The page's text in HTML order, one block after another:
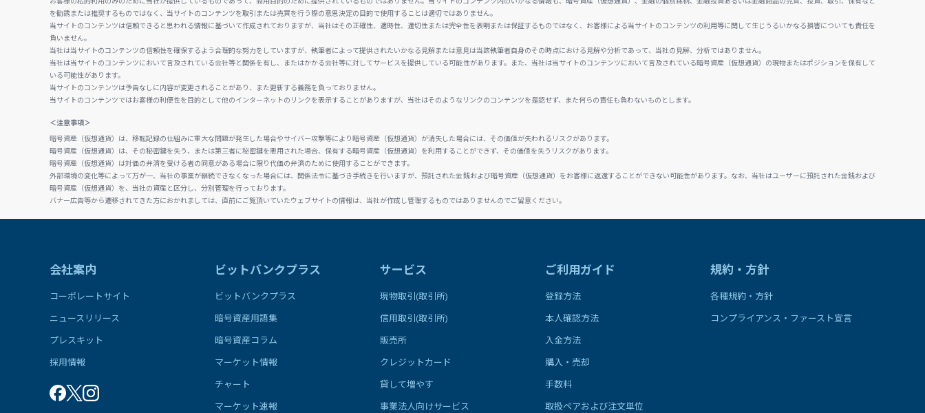
を勧誘または推奨するものではなく、当サイトのコンテンツを取引または売買を行う際の意思決定の目的で使用することは適切ではありません。
当サイトのコンテンツは信頼できると思われる情報に基づいて作成されておりますが、当社はその正確性、適時性、適切性または完全性を表明または保証するものではなく、お客様による当サイトのコンテンツの利用等に関して生じうるいかなる損害についても責任を
負いません。
当社は当サイトのコンテンツの信頼性を確保するよう合理的な努力をしていますが、執筆者によって提供されたいかなる見解または意見は当該執筆者自身のその時点における見解や分析であって、当社の見解、分析ではありません。
当社は当サイトのコンテンツにおいて言及されている会社等と関係を有し、またはかかる会社等に対してサービスを提供している可能性があります。また、当社は当サイトのコンテンツにおいて言及されている暗号資産（仮想通貨）の現物またはポジションを保有して
いる可能性があります。
当サイトのコンテンツは予告なしに内容が変更されることがあり、また更新する義務を負っておりません。
当サイトのコンテンツではお客様の利便性を目的として他のインターネットのリンクを表示することがありますが、当社はそのようなリンクのコンテンツを是認せず、また何らの責任も負わないものとします。
＜注意事項＞
暗号資産（仮想通貨）は、移転記録の仕組みに重大な問題が発生した場合やサイバー攻撃等により暗号資産（仮想通貨）が消失した場合には、その価値が失われるリスクがあります。
暗号資産（仮想通貨）は、その秘密鍵を失う、または第三者に秘密鍵を悪用された場合、保有する暗号資産（仮想通貨）を利用することができず、その価値を失うリスクがあります。
暗号資産（仮想通貨）は対価の弁済を受ける者の同意がある場合に限り代価の弁済のために使用することができます。
外部環境の変化等によって万が一、当社の事業が継続できなくなった場合には、関係法令に基づき手続きを行いますが、預託された金銭および暗号資産（仮想通貨）をお客様に返還することができない可能性があります。なお、当社はユーザーに預託された金銭および
暗号資産（仮想通貨）を、当社の資産と区分し、分別管理を行っております。
バナー広告等から遷移されてきた方におかれましては、直前にご覧頂いていたウェブサイトの情報は、当社が作成し管理するものではありませんのでご留意ください。
会社案内
コーポレートサイト
ニュースリリース
プレスキット
採用情報
ビットバンクプラス
ビットバンクプラス
暗号資産用語集
暗号資産コラム
マーケット情報
チャート
マーケット速報
サービス
現物取引(取引所)
信用取引(取引所)
販売所
クレジットカード
貸して増やす
事業法人向けサービス
ご利用ガイド
登録方法
本人確認方法
入金方法
購入・売却
手数料
取扱ペアおよび注文単位
規約・方針
各種規約・方針
コンプライアンス・ファースト宣言